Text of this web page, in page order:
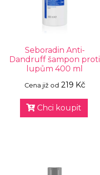
Seboradin Anti-
Dandruff šampon proti
lupům 400 ml
Cena již od 219 Kč
Chci koupit